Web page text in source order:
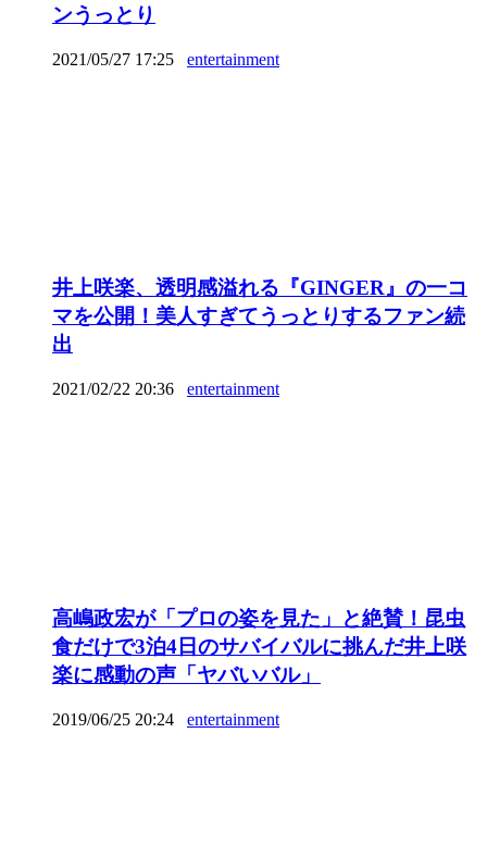
ンうっとり
2021/05/27 17:25 entertainment
井上咲楽、透明感溢れる『GINGER』の一コ
マを公開！美人すぎてうっとりするファン続
出
2021/02/22 20:36 entertainment
高嶋政宏が「プロの姿を見た」と絶賛！昆虫
食だけで3泊4日のサバイバルに挑んだ井上咲
楽に感動の声「ヤバいバル」
2019/06/25 20:24 entertainment